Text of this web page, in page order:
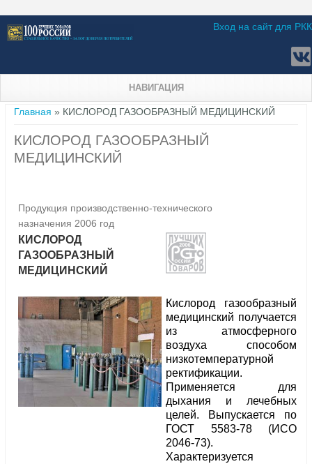
Вход на сайт для РКК
НАВИГАЦИЯ
Вы здесь
Главная » КИСЛОРОД ГАЗООБРАЗНЫЙ МЕДИЦИНСКИЙ
КИСЛОРОД ГАЗООБРАЗНЫЙ
МЕДИЦИНСКИЙ
Продукция производственно-технического
назначения 2006 год
КИСЛОРОД
ГАЗООБРАЗНЫЙ
МЕДИЦИНСКИЙ
Кислород газообразный
медицинский получается
из атмосферного
воздуха способом
низкотемпературной
ректификации.
Применяется для
дыхания и лечебных
целей. Выпускается по
ГОСТ 5583-78 (ИСО
2046-73).
Характеризуется